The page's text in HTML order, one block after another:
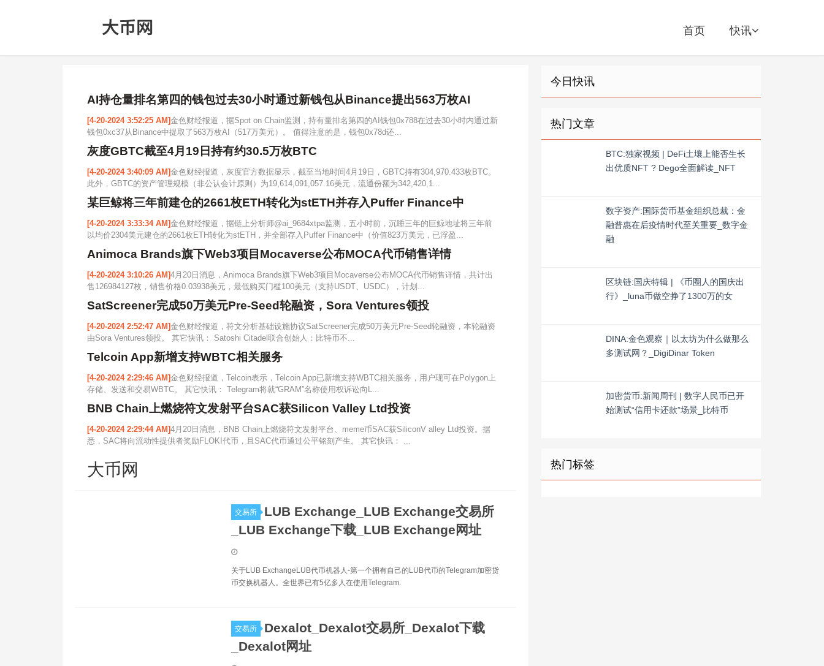
首页 快讯
AI持仓量排名第四的钱包过去30小时通过新钱包从Binance提出563万枚AI
[4-20-2024 3:52:25 AM]金色财经报道，据Spot on Chain监测，持有量排名第四的AI钱包0x788在过去30小时内通过新
钱包0xc37从Binance中提取了563万枚AI（517万美元）。 值得注意的是，钱包0x78d还...
灰度GBTC截至4月19日持有约30.5万枚BTC
[4-20-2024 3:40:09 AM]金色财经报道，灰度官方数据显示，截至当地时间4月19日，GBTC持有304,970.433枚BTC。
此外，GBTC的资产管理规模（非公认会计原则）为19,614,091,057.16美元，流通份额为342,420,1...
某巨鲸将三年前建仓的2661枚ETH转化为stETH并存入Puffer Finance中
[4-20-2024 3:33:34 AM]金色财经报道，据链上分析师@ai_9684xtpa监测，五小时前，沉睡三年的巨鲸地址将三年前
以均价2304美元建仓的2661枚ETH转化为stETH，并全部存入Puffer Finance中（价值823万美元，已浮盈...
Animoca Brands旗下Web3项目Mocaverse公布MOCA代币销售详情
[4-20-2024 3:10:26 AM]4月20日消息，Animoca Brands旗下Web3项目Mocaverse公布MOCA代币销售详情，共计出
售126984127枚，销售价格0.03938美元，最低购买门槛100美元（支持USDT、USDC），计划...
SatScreener完成50万美元Pre-Seed轮融资，Sora Ventures领投
[4-20-2024 2:52:47 AM]金色财经报道，符文分析基础设施协议SatScreener完成50万美元Pre-Seed轮融资，本轮融资
由Sora Ventures领投。 其它快讯： Satoshi Citadel联合创始人：比特币不...
Telcoin App新增支持WBTC相关服务
[4-20-2024 2:29:46 AM]金色财经报道，Telcoin表示，Telcoin App已新增支持WBTC相关服务，用户现可在Polygon上
存储、发送和交易WBTC。 其它快讯： Telegram将就“GRAM”名称使用权诉讼向L...
BNB Chain上燃烧符文发射平台SAC获Silicon Valley Ltd投资
[4-20-2024 2:29:44 AM]4月20日消息，BNB Chain上燃烧符文发射平台、meme币SAC获SiliconV alley Ltd投资。据
悉，SAC将向流动性提供者奖励FLOKI代币，且SAC代币通过公平铭刻产生。 其它快讯： ...
大币网
交易所
LUB Exchange_LUB Exchange交易所
_LUB Exchange下载_LUB Exchange网址
关于LUB ExchangeLUB代币机器人-第一个拥有自己的LUB代币的Telegram加密货
币交换机器人。全世界已有5亿多人在使用Telegram.
交易所
Dexalot_Dexalot交易所_Dexalot下载
_Dexalot网址
今日快讯
热门文章
BTC:独家视频 | DeFi土壤上能否生长
出优质NFT ? Dego全面解读_NFT
数字资产:国际货币基金组织总裁：金
融普惠在后疫情时代至关重要_数字金
融
区块链:国庆特辑 | 《币圈人的国庆出
行》_luna币做空挣了1300万的女
DINA:金色观察｜以太坊为什么做那么
多测试网？_DigiDinar Token
加密货币:新闻周刊 | 数字人民币已开
始测试“信用卡还款”场景_比特币
热门标签